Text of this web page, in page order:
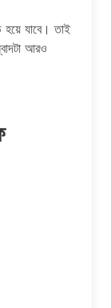
যাবে। তাই
আরও